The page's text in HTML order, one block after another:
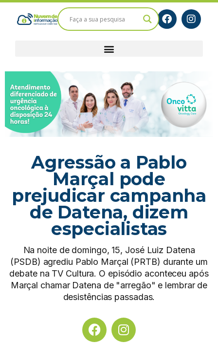
Agressão a Pablo
Marçal pode
prejudicar campanha
de Datena, dizem
especialistas
Na noite de domingo, 15, José Luiz Datena
(PSDB) agrediu Pablo Marçal (PRTB) durante um
debate na TV Cultura. O episódio aconteceu após
Marçal chamar Datena de "arregão" e lembrar de
desistências passadas.